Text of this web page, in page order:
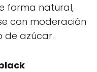
forma natural,
con moderación
de azúcar.